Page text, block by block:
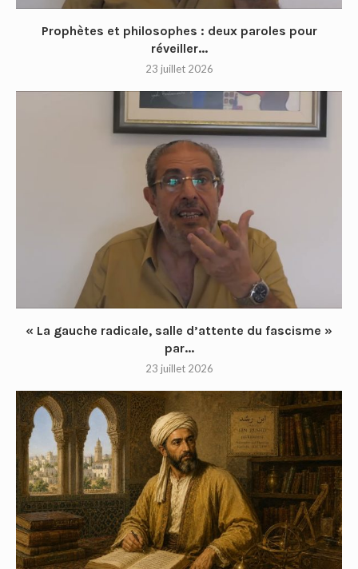
Prophètes et philosophes : deux paroles pour
réveiller...
23 juillet 2026
« La gauche radicale, salle d’attente du fascisme »
par...
23 juillet 2026